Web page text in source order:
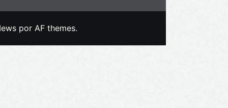
por AF themes.